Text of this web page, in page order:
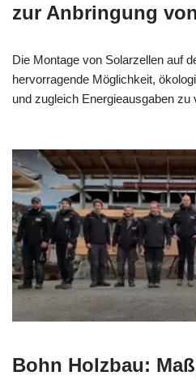
zur Anbringung
Die Montage von Solarzellen auf
hervorragende Möglichkeit,
und zugleich Energieausgaben zu
Bohn Holzbau: